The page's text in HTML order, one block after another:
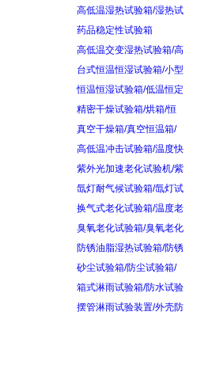
高低温湿热试验箱/湿热试
药品稳定性试验箱
高低温交变湿热试验箱/高
台式恒温恒湿试验箱/小型
恒温恒湿试验箱/低温恒定
精密干燥试验箱/烘箱/恒
真空干燥箱/真空恒温箱/
高低温冲击试验箱/温度快
紫外光加速老化试验机/紫
氙灯耐气候试验箱/氙灯试
换气式老化试验箱/温度老
臭氧老化试验箱/臭氧老化
防锈油脂湿热试验箱/防锈
砂尘试验箱/防尘试验箱/
箱式淋雨试验箱/防水试验
摆管淋雨试验装置/外壳防